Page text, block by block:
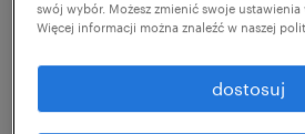
opublikowano 23 lipca 2026
swój wybór. Możesz zmienić swoje
Więcej informacji można znaleźć w naszej
dostosuj